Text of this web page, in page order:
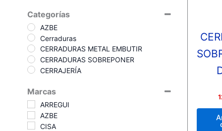
Categorías
AZBE
Cerraduras
CERRADURAS METAL EMBUTIR
CERRADURAS SOBREPONER
CERRAJERÍA
Marcas
ARREGUI
AZBE
CISA
0